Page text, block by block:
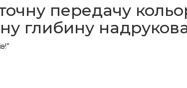
передачу
глибину